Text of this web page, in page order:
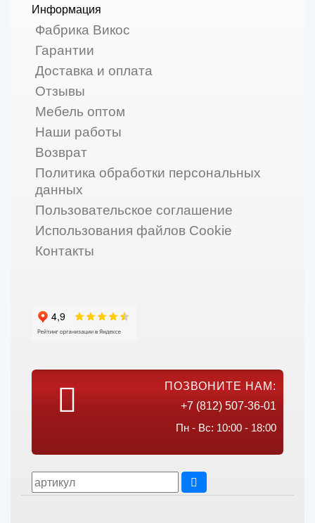
Информация
Фабрика Викос
Гарантии
Доставка и оплата
Отзывы
Мебель оптом
Наши работы
Возврат
Политика обработки персональных
данных
Пользовательское соглашение
Использования файлов Cookie
Контакты
ПОЗВОНИТЕ НАМ:
+7 (812) 507-36-01
Пн - Вс: 10:00 - 18:00